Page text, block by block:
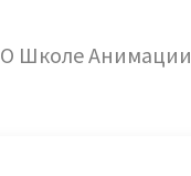
О Школе Анимации